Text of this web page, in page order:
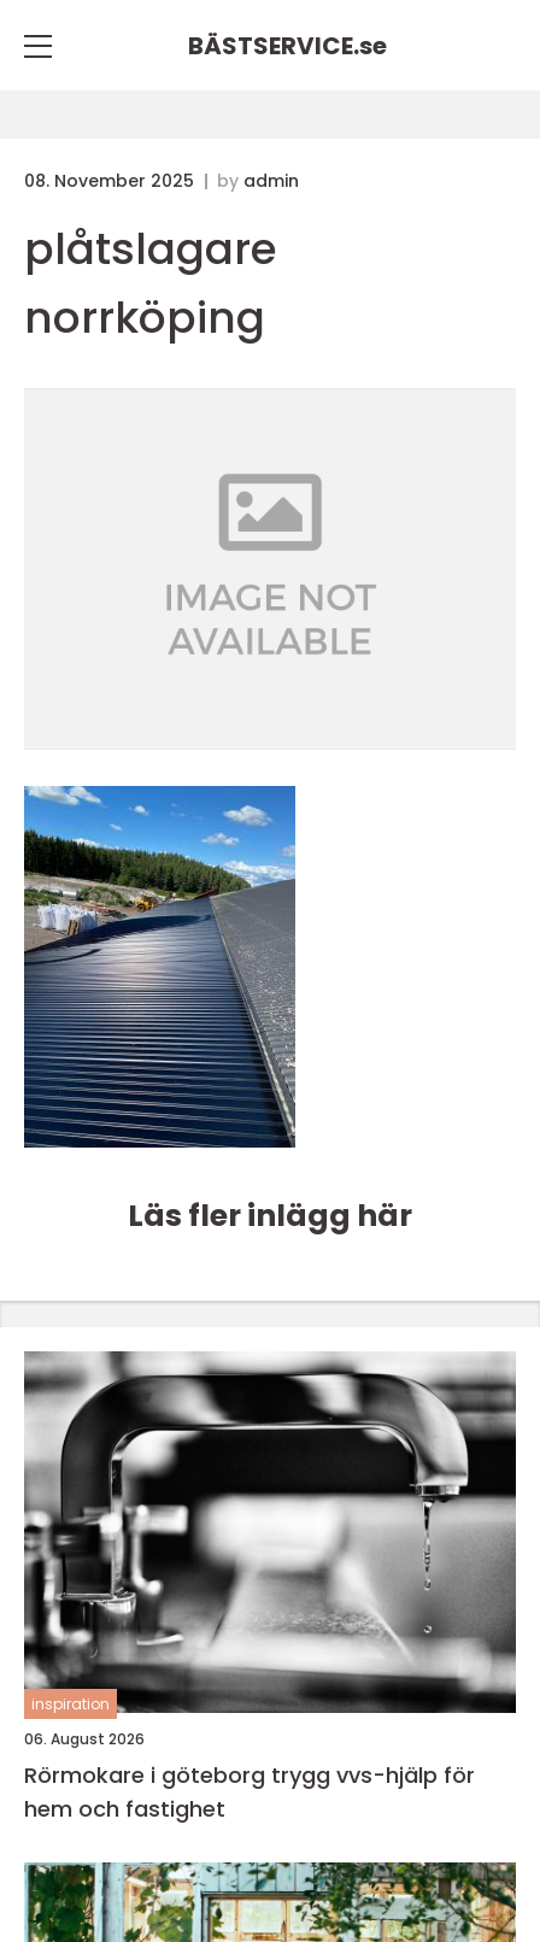
BÄSTSERVICE.se
08. November 2025 by admin
plåtslagare
norrköping
Läs fler inlägg här
inspiration
06. August 2026
Rörmokare i göteborg trygg vvs-hjälp för
hem och fastighet